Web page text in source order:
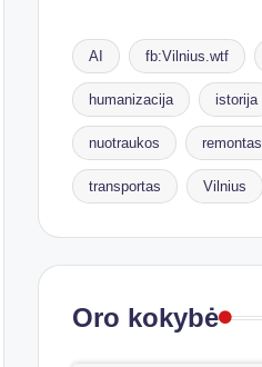
AI fb:Vilnius.wtf
humanizacija istorija
nuotraukos remontas
transportas Vilnius
Oro kokybė